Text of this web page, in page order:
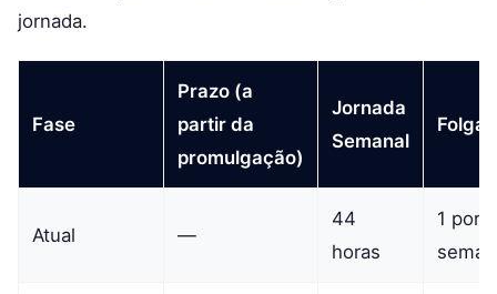
jornada.
Fase
Prazo (a
partir da
promulgação)
Jornada
Semanal
Folgas
Atual —
44
horas
1 por